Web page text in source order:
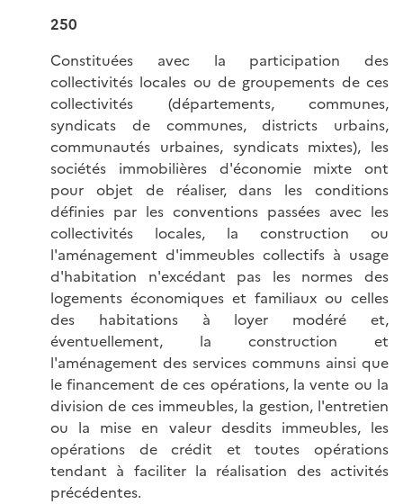
250
Constituées avec la participation des
collectivités locales ou de groupements de ces
collectivités (départements, communes,
syndicats de communes, districts urbains,
communautés urbaines, syndicats mixtes), les
sociétés immobilières d'économie mixte ont
pour objet de réaliser, dans les conditions
définies par les conventions passées avec les
collectivités locales, la construction ou
l'aménagement d'immeubles collectifs à usage
d'habitation n'excédant pas les normes des
logements économiques et familiaux ou celles
des habitations à loyer modéré et,
éventuellement, la construction et
l'aménagement des services communs ainsi que
le financement de ces opérations, la vente ou la
division de ces immeubles, la gestion, l'entretien
ou la mise en valeur desdits immeubles, les
opérations de crédit et toutes opérations
tendant à faciliter la réalisation des activités
précédentes.